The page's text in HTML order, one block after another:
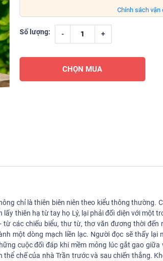
Chính sách vận
Số lượng: - +
CHỌN MUA
chỉ là thiên biên niên theo kiểu thông thường.
thiên hạ từ tay họ Lý, lại phải đối diện với một
các chiếu biểu, thư từ, thơ văn đương thời đến
một dòng mạch liền lạc. Người đọc sẽ thấy lại
cuộc đối đáp khi mềm mỏng lúc gắt gao giữa
chế của nhà Trần trước và sau chiến thắng.